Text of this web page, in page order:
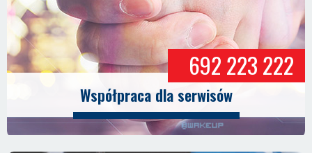
692 223 222
Współpraca dla serwisów